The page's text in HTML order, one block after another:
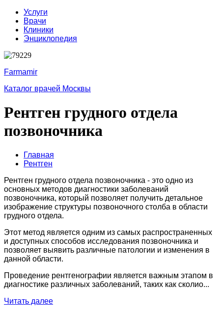
Услуги
Врачи
Клиники
Энциклопедия
Farmamir
Каталог врачей Москвы
Рентген грудного отдела
позвоночника
Главная
Рентген
Рентген грудного отдела позвоночника - это одно из
основных методов диагностики заболеваний
позвоночника, который позволяет получить детальное
изображение структуры позвоночного столба в области
грудного отдела.
Этот метод является одним из самых распространенных
и доступных способов исследования позвоночника и
позволяет выявить различные патологии и изменения в
данной области.
Проведение рентгенографии является важным этапом в
диагностике различных заболеваний, таких как сколио...
Читать далее